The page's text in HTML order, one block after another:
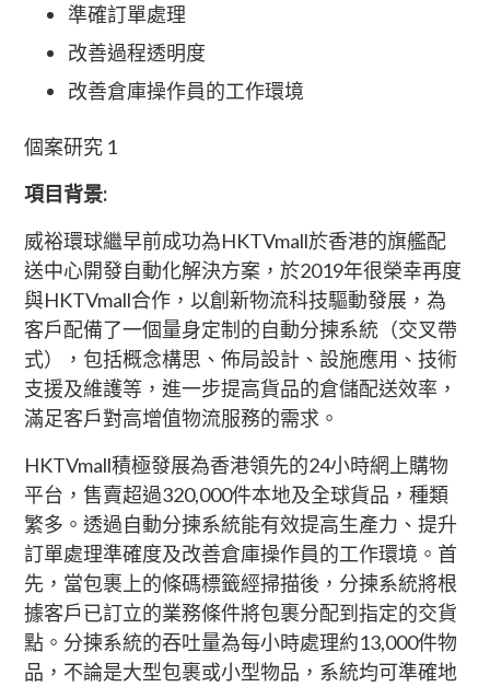
準確訂單處理
改善過程透明度
改善倉庫操作員的工作環境
個案研究 1
項目背景:
威裕環球繼早前成功為HKTVmall於香港的旗艦配
送中心開發自動化解決方案，於2019年很榮幸再度
與HKTVmall合作，以創新物流科技驅動發展，為
客戶配備了一個量身定制的自動分揀系統（交叉帶
式），包括概念構思、佈局設計、設施應用、技術
支援及維護等，進一步提高貨品的倉儲配送效率，
滿足客戶對高增值物流服務的需求。
HKTVmall積極發展為香港領先的24小時網上購物
平台，售賣超過320,000件本地及全球貨品，種類
繁多。透過自動分揀系統能有效提高生產力、提升
訂單處理準確度及改善倉庫操作員的工作環境。首
先，當包裹上的條碼標籤經掃描後，分揀系統將根
據客戶已訂立的業務條件將包裹分配到指定的交貨
點。分揀系統的吞吐量為每小時處理約13,000件物
品，不論是大型包裹或小型物品，系統均可準確地